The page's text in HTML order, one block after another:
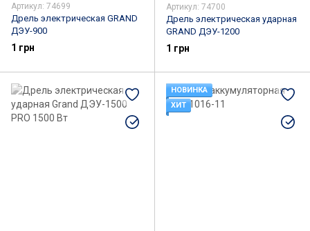
Артикул: 74699
Дрель электрическая GRAND
ДЭУ-900
1 грн
Артикул: 74700
Дрель электрическая ударная
GRAND ДЭУ-1200
1 грн
НОВИНКА
ХИТ